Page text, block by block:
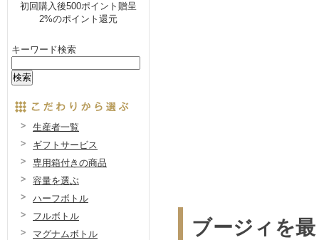
ブージィを
初回購入後500ポイント贈呈
2%のポイント還元
キーワード検索
生産者一覧
ギフトサービス
専用箱付きの商品
容量を選ぶ
ハーフボトル
フルボトル
マグナムボトル